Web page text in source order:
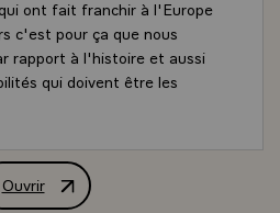
ont fait franchir à l'Europe
c'est pour ça que nous
rapport à l'histoire et aussi
qui doivent être les
Il y a plusieurs voies et elles
façon ou d'une autre. Il y a la
Ouvrir
Déclaration de M. François Hollande,